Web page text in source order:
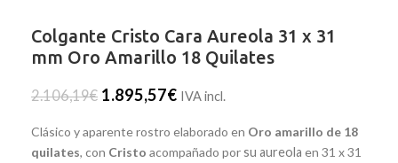
Colgante Cristo Cara Aureola 31 x 31
mm Oro Amarillo 18 Quilates
2.106,19€ 1.895,57€ IVA incl.
Clásico y aparente rostro elaborado en Oro amarillo de 18
quilates, con Cristo acompañado porsu aureola en 31 x 31